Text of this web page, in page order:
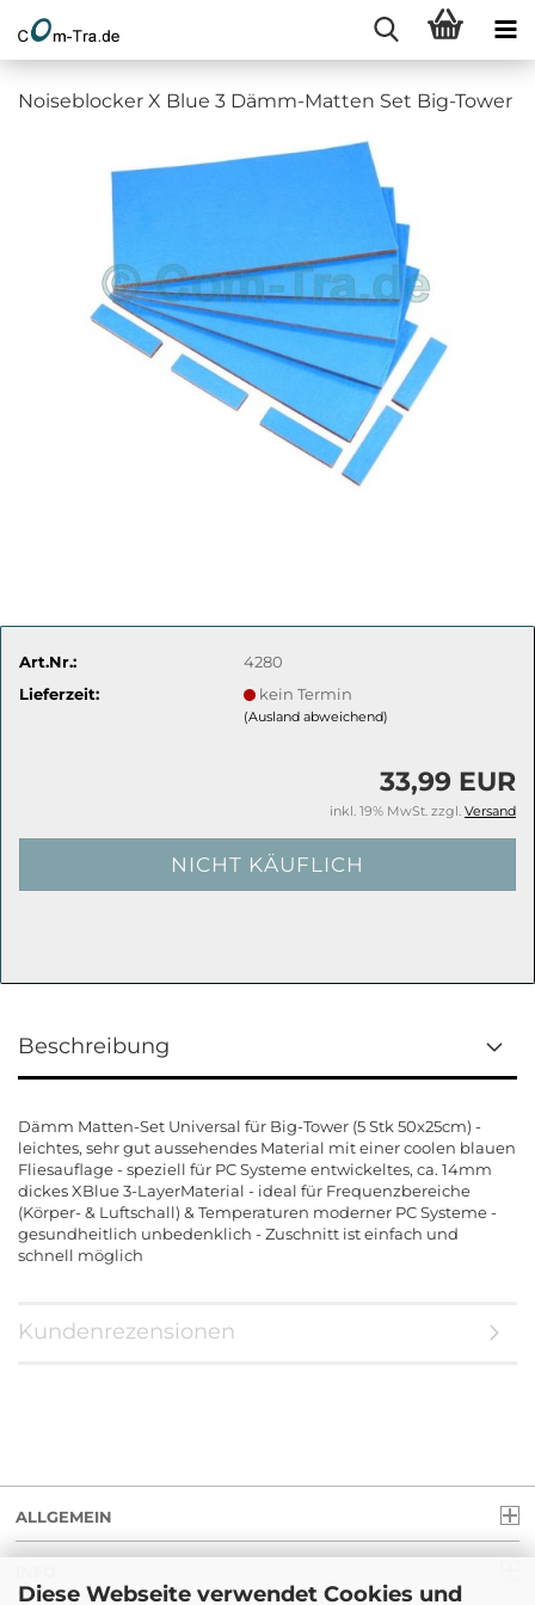
Diese Webseite verwendet Cookies und
Noiseblocker X Blue 3 Dämm-Matten Set Big-Tower
Art.Nr.:
4280
Lieferzeit:
kein Termin
(Ausland abweichend)
33,99 EUR
inkl. 19% MwSt. zzgl. Versand
Beschreibung
Dämm Matten-Set Universal für Big-Tower (5 Stk 50x25cm) -
leichtes, sehr gut aussehendes Material mit einer coolen blauen
Fliesauflage - speziell für PC Systeme entwickeltes, ca. 14mm
dickes XBlue 3-LayerMaterial - ideal für Frequenzbereiche
(Körper- & Luftschall) & Temperaturen moderner PC Systeme -
gesundheitlich unbedenklich - Zuschnitt ist einfach und
schnell möglich
Kundenrezensionen
ALLGEMEIN